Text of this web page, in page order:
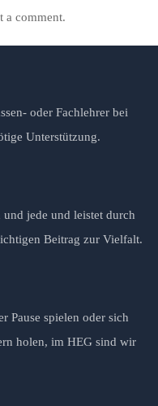
a comment.
oder Fachlehrer bei
Unterstützung.
jede und leistet durch
Beitrag zur Vielfalt.
Pause spielen oder sich
holen, im HEG sind wir